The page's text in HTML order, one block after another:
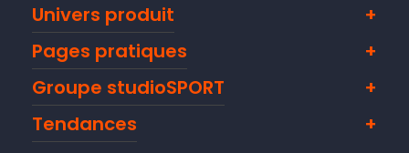
Univers produit
Pages pratiques
Groupe studioSPORT
Tendances